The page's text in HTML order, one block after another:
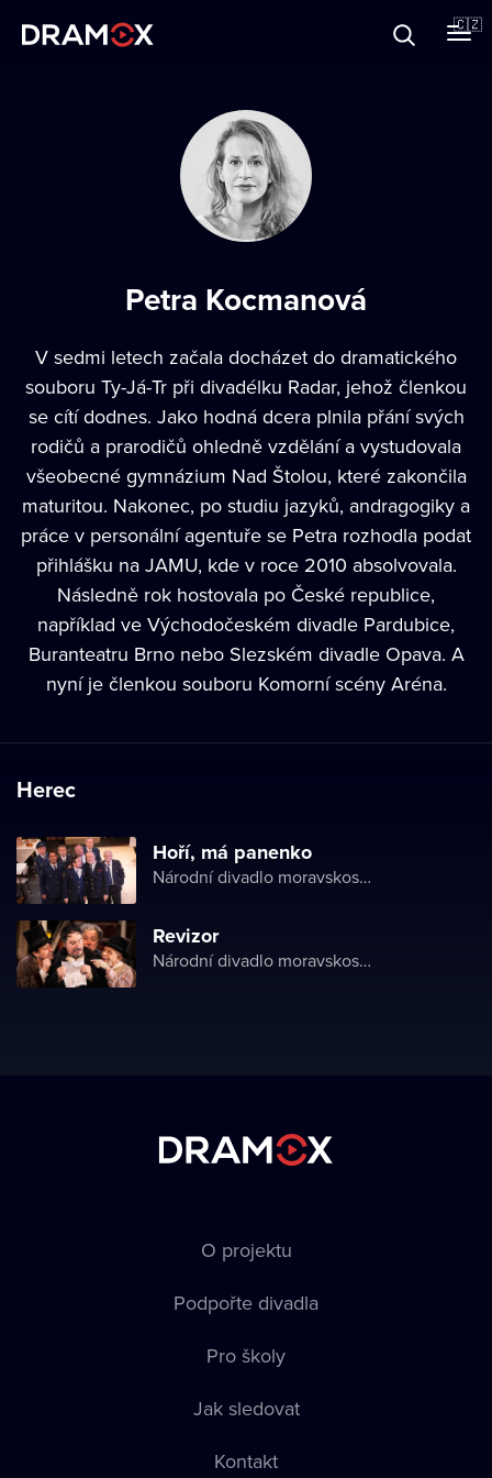
🇨🇿
Petra Kocmanová
V sedmi letech začala docházet do dramatického
souboru Ty-Já-Tr při divadélku Radar, jehož členkou
se cítí dodnes. Jako hodná dcera plnila přání svých
rodičů a prarodičů ohledně vzdělání a vystudovala
všeobecné gymnázium Nad Štolou, které zakončila
maturitou. Nakonec, po studiu jazyků, andragogiky a
práce v personální agentuře se Petra rozhodla podat
přihlášku na JAMU, kde v roce 2010 absolvovala.
Následně rok hostovala po České republice,
například ve Východočeském divadle Pardubice,
Buranteatru Brno nebo Slezském divadle Opava. A
nyní je členkou souboru Komorní scény Aréna.
Herec
Hoří, má panenko
Národní divadlo moravskoslezské
Revizor
Národní divadlo moravskoslezské
O projektu
Podpořte divadla
Pro školy
Jak sledovat
Kontakt